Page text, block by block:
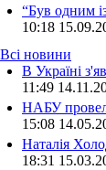
“Був одним
10:18
Всі новини
В Україні
11:49
НАБУ
15:08
Наталія
18:31